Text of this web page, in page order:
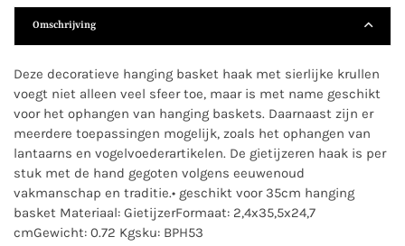
Omschrijving
Deze decoratieve hanging basket haak met sierlijke krullen
voegt niet alleen veel sfeer toe, maar is met name geschikt
voor het ophangen van hanging baskets. Daarnaast zijn er
meerdere toepassingen mogelijk, zoals het ophangen van
lantaarns en vogelvoederartikelen. De gietijzeren haak is per
stuk met de hand gegoten volgens eeuwenoud
vakmanschap en traditie.• geschikt voor 35cm hanging
basket Materiaal: GietijzerFormaat: 2,4x35,5x24,7
cmGewicht: 0.72 Kgsku: BPH53